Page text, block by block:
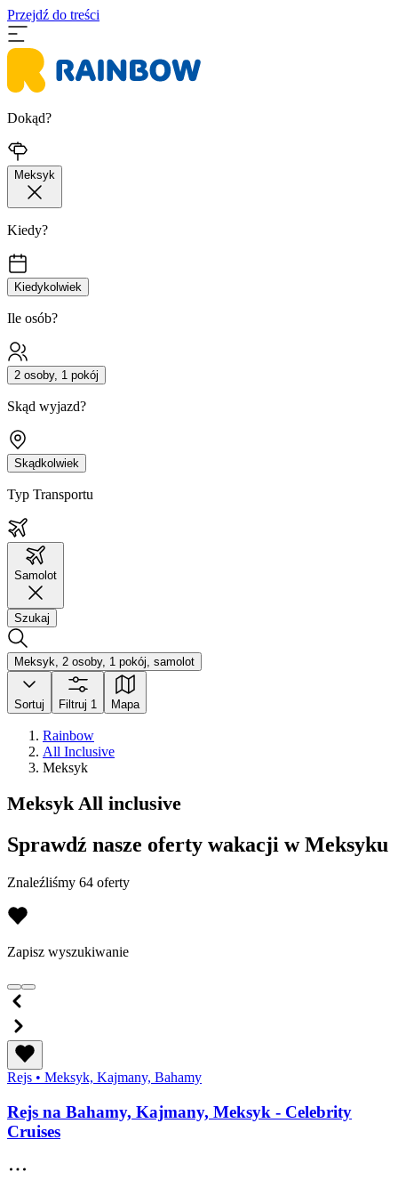
Przejdź do treści
Dokąd?
Meksyk
Kiedy?
Kiedykolwiek
Ile osób?
2 osoby, 1 pokój
Skąd wyjazd?
Skądkolwiek
Typ Transportu
Samolot
Szukaj
Meksyk, 2 osoby, 1 pokój, samolot
Sortuj Filtruj 1 Mapa
Rainbow
All Inclusive
Meksyk
Meksyk All inclusive
Sprawdź nasze oferty wakacji w Meksyku
Znaleźliśmy 64 oferty
Zapisz wyszukiwanie
Rejs • Meksyk, Kajmany, Bahamy
Rejs na Bahamy, Kajmany, Meksyk - Celebrity
Cruises